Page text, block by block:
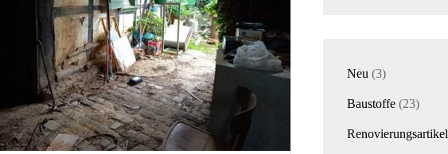
Neu 33
Baustoffe 2323
Renovierungsartikel